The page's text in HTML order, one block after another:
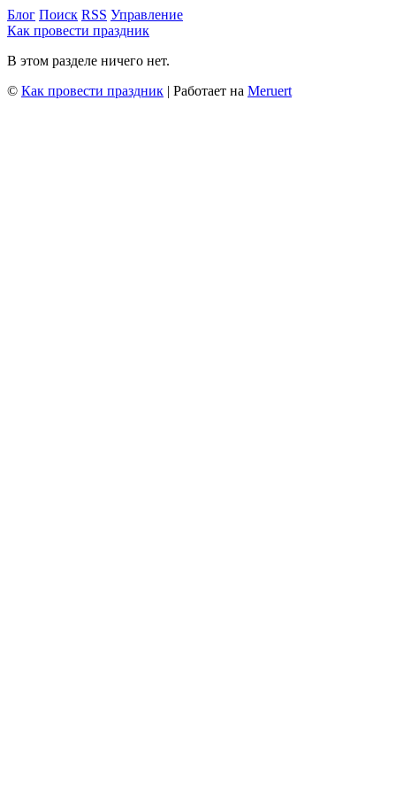
Блог Поиск RSS Управление
Как провести праздник
В этом разделе ничего нет.
© Как провести праздник | Работает на Meruert